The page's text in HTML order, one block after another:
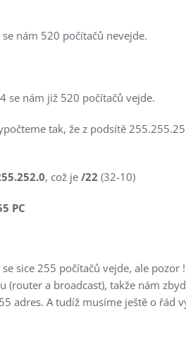
nám 520 počítačů nevejde.
se nám již 520 počítačů vejde.
tak, že z podsítě
, což je /22 (32-10)
PC
sice 255 počítačů vejde, ale
(router a broadcast), takže nám
adres. A tudíž musíme ještě o řád